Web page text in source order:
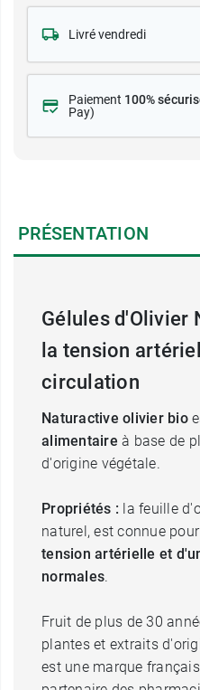
Livré vendredi
Paiement 100%
Pay)
PRÉSENTATION
Gélules d'Olivier
la tension
circulation
Naturactive olivier bio
alimentaire à base de
d'origine végétale.
Propriétés : la feuille
naturel, est connue
tension artérielle et
normales.
Fruit de plus de 30
plantes et extraits
est une marque